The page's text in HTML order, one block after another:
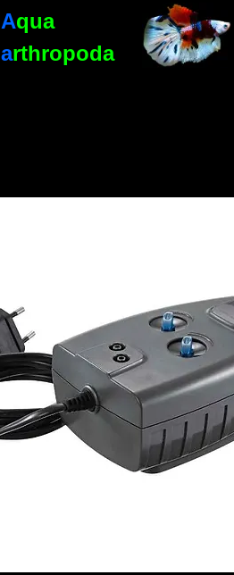
Aqua
arthropoda